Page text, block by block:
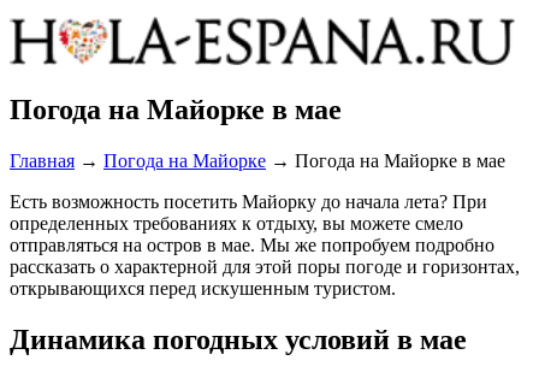
Погода на Майорке в мае
Главная → Погода на Майорке → Погода на Майорке в мае
Есть возможность посетить Майорку до начала лета? При
определенных требованиях к отдыху, вы можете смело
отправляться на остров в мае. Мы же попробуем подробно
рассказать о характерной для этой поры погоде и горизонтах,
открывающихся перед искушенным туристом.
Динамика погодных условий в мае